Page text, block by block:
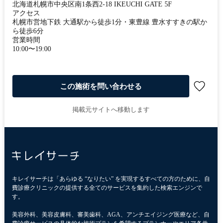
北海道札幌市中央区南1条西2-18 IKEUCHI GATE 5F
アクセス
札幌市営地下鉄 大通駅から徒歩1分・東豊線 豊水すすきの駅か
ら徒歩6分
営業時間
10:00〜19:00
この施術を問い合わせる
掲載元サイトへ移動します
キレイサーチは「あらゆる “なりたい” を実現するすべての方のために、自
費診療クリニックの提供する全てのサービスを集約した検索エンジンで
す。
美容外科、美容皮膚科、審美歯科、AGA、アンチエイジング医療など、自